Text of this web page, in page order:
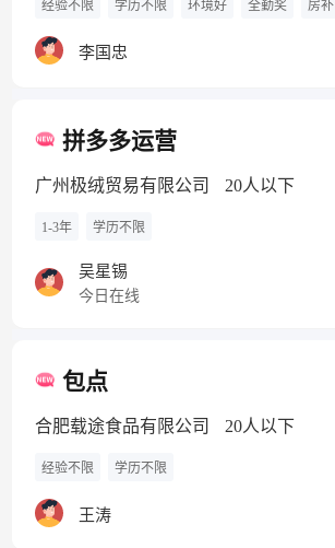
经验不限 学历不限 环境好 全勤奖 房补
李国忠
拼多多运营
广州极绒贸易有限公司 20人以下
1-3年 学历不限
吴星锡
今日在线
包点
合肥载途食品有限公司 20人以下
经验不限 学历不限
王涛